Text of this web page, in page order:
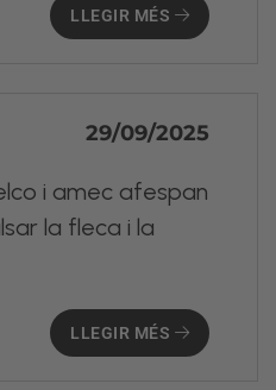
LLEGIR MÉS
29/09/2025
i amec afespan
la fleca i la
LLEGIR MÉS